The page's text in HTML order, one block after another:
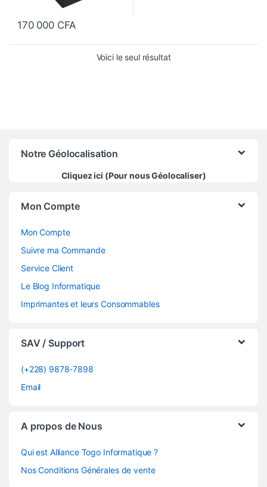
170 000 CFA
Voici le seul résultat
Notre Géolocalisation
Cliquez ici (Pour nous Géolocaliser)
Mon Compte
Mon Compte
Suivre ma Commande
Service Client
Le Blog Informatique
Imprimantes et leurs Consommables
SAV / Support
(+228) 9878-7898
Email
A propos de Nous
Qui est Alliance Togo Informatique ?
Nos Conditions Générales de vente